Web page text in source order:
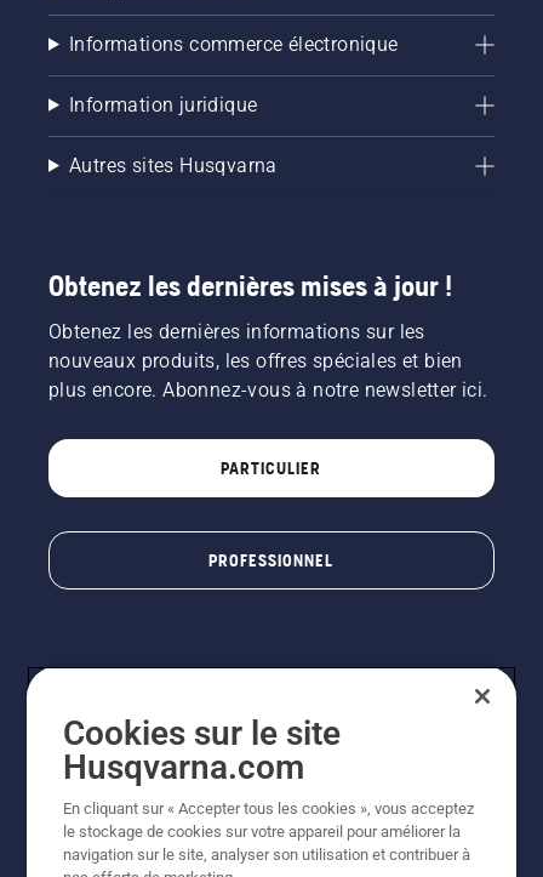
Informations commerce électronique
Information juridique
Autres sites Husqvarna
Obtenez les dernières mises à jour !
Obtenez les dernières informations sur les
nouveaux produits, les offres spéciales et bien
plus encore. Abonnez-vous à notre newsletter ici.
PARTICULIER
PROFESSIONNEL
© Husqvarna AB (publ). Tous droits réservés. Les prix
indiqués sont à titre indicatif de Husqvarna Schweiz AG
aux revendeurs participants, prix en CHF, TVA 8,1 % et
Cookies sur le site
Husqvarna.com
En cliquant sur « Accepter tous les cookies », vous acceptez
le stockage de cookies sur votre appareil pour améliorer la
navigation sur le site, analyser son utilisation et contribuer à